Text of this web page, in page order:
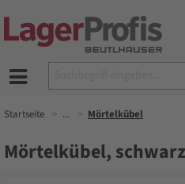
Startseite ... Mörtelkübel
Mörtelkübel,